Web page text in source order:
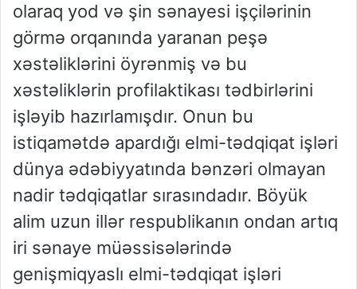
olaraq yod və şin sənayesi işçilərinin
görmə orqanında yaranan peşə
xəstəliklərini öyrənmiş və bu
xəstəliklərin profilaktikası tədbirlərini
işləyib hazırlamışdır. Onun bu
istiqamətdə apardığı elmi-tədqiqat işləri
dünya ədəbiyyatında bənzəri olmayan
nadir tədqiqatlar sırasındadır. Böyük
alim uzun illər respublikanın ondan artıq
iri sənaye müəssisələrində
genişmiqyaslı elmi-tədqiqat işləri